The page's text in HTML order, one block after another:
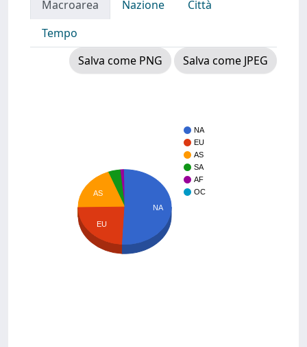
Macroarea Nazione
Città
Tempo
Salva come PNG
Salva come JPEG
NA
EU
AS
SA
AF
OC
AS
EU
NA